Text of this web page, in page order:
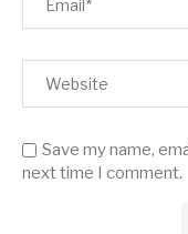
Save my name,
next time I comment.